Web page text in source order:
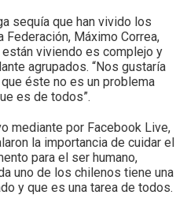
sequía que han vivido los
Máximo Correa,
viviendo es complejo y
agrupados. “Nos gustaría
éste no es un problema
es de todos”.
mediante por Facebook Live,
la importancia de cuidar el
para el ser humano,
uno de los chilenos tiene una
y que es una tarea de todos.